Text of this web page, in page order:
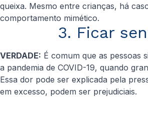
queixa. Mesmo entre crianças, há
comportamento mimético.
3. Ficar
VERDADE: É comum que as pessoas
a pandemia de COVID-19, quando
Essa dor pode ser explicada pela
em excesso, podem ser prejudiciais.